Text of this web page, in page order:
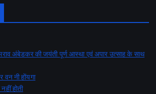
अंबेडकर की जयंती पूर्ण आस्था एवं अपार उत्साह के साथ
वन नी होंयगा
होती